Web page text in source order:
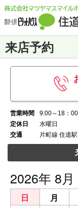
来店予約
営業時間
9:00～18：00
定休日
水曜日
交通
片町線 住道
2026年 8月
日 月